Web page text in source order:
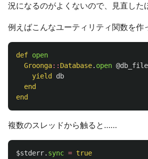
況になるのがよくないので、見直した
例えばこんなユーティリティ関数を作
def open
Groonga:: Database. open @db_file
yield
db
end
end
複数のスレッドから触ると……
$stderr. sync = true